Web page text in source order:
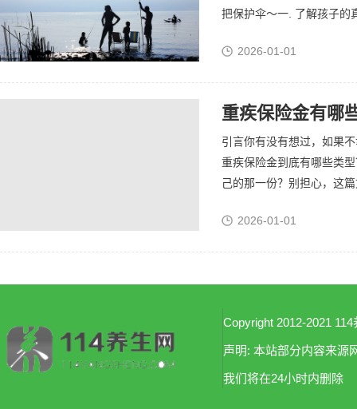
把保护伞～一. 了解孩子的
2026-01-01
重疾保险金有哪
引言你有没有想过，如果
重疾保险金到底有哪些类
己的那一份？别担心，这
2026-01-01
Copyright 2012-2021
声明: 本站部分内容来源
我们将在24小时内删除